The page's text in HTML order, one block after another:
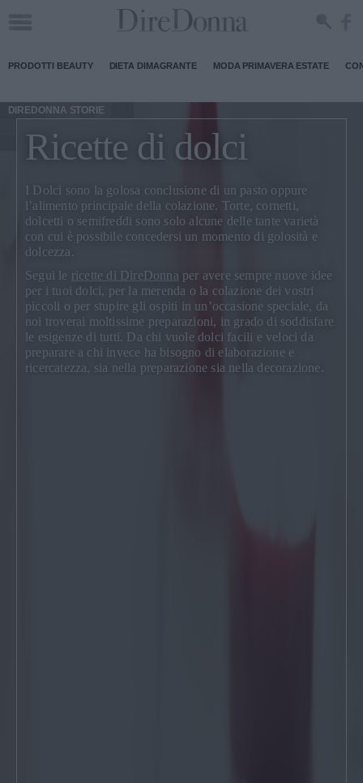
PRODOTTI BEAUTY DIETA DIMAGRANTE MODA PRIMAVERA ESTATE
DIREDONNA STORIE
Ricette di dolci
I Dolci sono la golosa conclusione di un pasto oppure
l’alimento principale della colazione. Torte, cornetti,
dolcetti o semifreddi sono solo alcune delle tante varietà
con cui è possibile concedersi un momento di golosità e
dolcezza.
Segui le ricette di DireDonna per avere sempre nuove idee
per i tuoi dolci, per la merenda o la colazione dei vostri
piccoli o per stupire gli ospiti in un’occasione speciale, da
noi troverai moltissime preparazioni, in grado di soddisfare
le esigenze di tutti. Da chi vuole dolci facili e veloci da
preparare a chi invece ha bisogno di elaborazione e
ricercatezza, sia nella preparazione sia nella decorazione.